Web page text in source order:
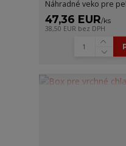
Náhradné veko pre
47,36 EUR/ks
38,50 EUR bez DPH